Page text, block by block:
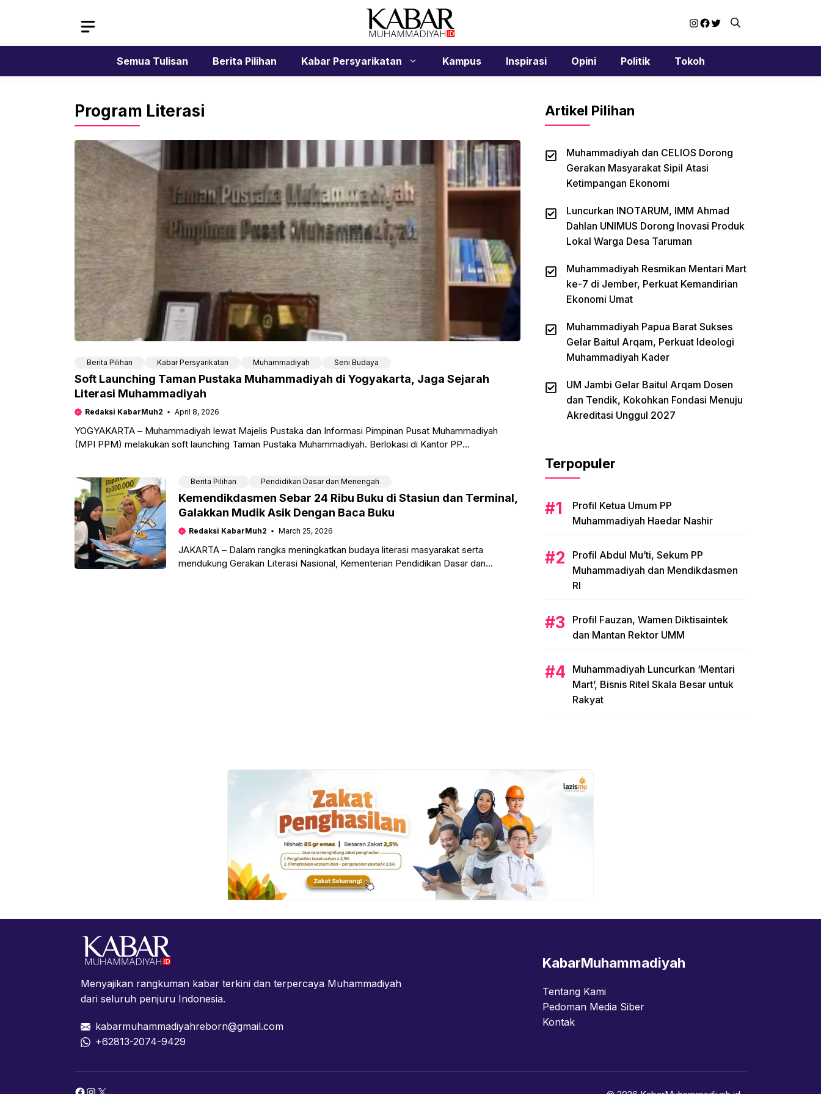
Instagram
Facebook
Twitter
Semua Tulisan Berita Pilihan Kabar Persyarikatan Kampus Inspirasi Opini Politik Tokoh
Program Literasi
Berita Pilihan Kabar Persyarikatan Muhammadiyah Seni Budaya
Soft Launching Taman Pustaka Muhammadiyah di Yogyakarta, Jaga Sejarah
Literasi Muhammadiyah
Redaksi KabarMuh2 April 8, 2026
YOGYAKARTA – Muhammadiyah lewat Majelis Pustaka dan Informasi Pimpinan Pusat Muhammadiyah
(MPI PPM) melakukan soft launching Taman Pustaka Muhammadiyah. Berlokasi di Kantor PP
Berita Pilihan Pendidikan Dasar dan Menengah
Kemendikdasmen Sebar 24 Ribu Buku di Stasiun dan Terminal,
Galakkan Mudik Asik Dengan Baca Buku
Redaksi KabarMuh2 March 25, 2026
JAKARTA – Dalam rangka meningkatkan budaya literasi masyarakat serta
mendukung Gerakan Literasi Nasional, Kementerian Pendidikan Dasar dan
Artikel Pilihan
Muhammadiyah dan CELIOS Dorong
Gerakan Masyarakat Sipil Atasi
Ketimpangan Ekonomi
Luncurkan INOTARUM, IMM Ahmad
Dahlan UNIMUS Dorong Inovasi Produk
Lokal Warga Desa Taruman
Muhammadiyah Resmikan Mentari Mart
ke-7 di Jember, Perkuat Kemandirian
Ekonomi Umat
Muhammadiyah Papua Barat Sukses
Gelar Baitul Arqam, Perkuat Ideologi
Muhammadiyah Kader
UM Jambi Gelar Baitul Arqam Dosen
dan Tendik, Kokohkan Fondasi Menuju
Akreditasi Unggul 2027
Terpopuler
Profil Ketua Umum PP
Muhammadiyah Haedar Nashir
Profil Abdul Mu’ti, Sekum PP
Muhammadiyah dan Mendikdasmen
RI
Profil Fauzan, Wamen Diktisaintek
dan Mantan Rektor UMM
Muhammadiyah Luncurkan ‘Mentari
Mart’, Bisnis Ritel Skala Besar untuk
Rakyat
Menyajikan rangkuman kabar terkini dan terpercaya Muhammadiyah
dari seluruh penjuru Indonesia.
kabarmuhammadiyahreborn@gmail.com
+62813-2074-9429
KabarMuhammadiyah
Tentang Kami
Pedoman Media Siber
Kontak
Facebook
Instagram
X